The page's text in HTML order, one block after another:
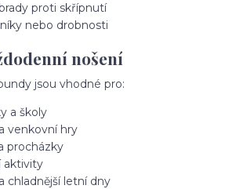
proti skřípnutí
nebo drobnosti
nošení
jsou vhodné pro:
a školy
venkovní hry
procházky
aktivity
chladnější letní dny